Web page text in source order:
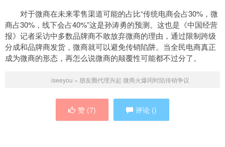
对于微商在未来零售渠道可能的占比“传统电商会占30%，微
商占30%，线下会占40%”这是孙涛勇的预测。这也是《中国经营
报》记者采访中多数品牌商不敢放弃微商的理由，通过限制跨级
分成和品牌商发货，微商就可以避免传销陷阱。当全民电商真正
成为微商的形态，再怎么说微商的颠覆性可能都不过分了。
iseeyou » 朋友圈代理兴起 微商火爆同时陷传销争议
赞 (7) 评论 ()